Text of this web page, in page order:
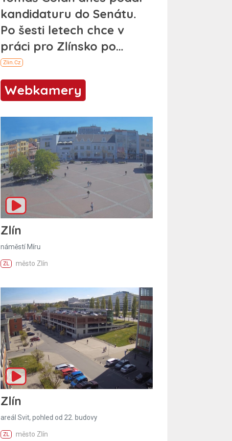
Webkamery
Zlín
náměstí Míru
ZL město Zlín
Zlín
areál Svit, pohled od 22. budovy
ZL město Zlín